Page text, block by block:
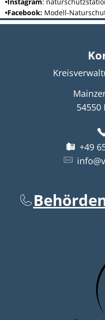
•Facebook: Modell-
54550
+49